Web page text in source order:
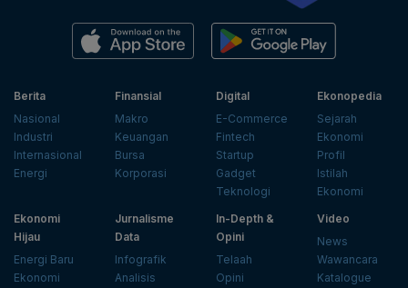
Berita
Nasional
Industri
Internasional
Energi
Finansial
Makro
Keuangan
Bursa
Korporasi
Digital
E-Commerce
Fintech
Startup
Gadget
Teknologi
Ekonopedia
Sejarah
Ekonomi
Profil
Istilah
Ekonomi
Ekonomi
Hijau
Energi Baru
Ekonomi
Jurnalisme
Data
Infografik
Analisis
In-Depth &
Opini
Telaah
Opini
Video
News
Wawancara
Katalogue